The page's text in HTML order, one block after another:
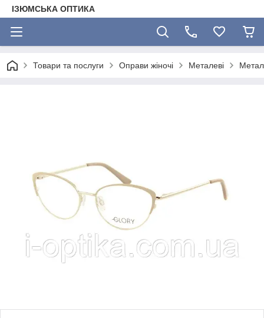
ІЗЮМСЬКА ОПТИКА
Товари та послуги Оправи жіночі Металеві